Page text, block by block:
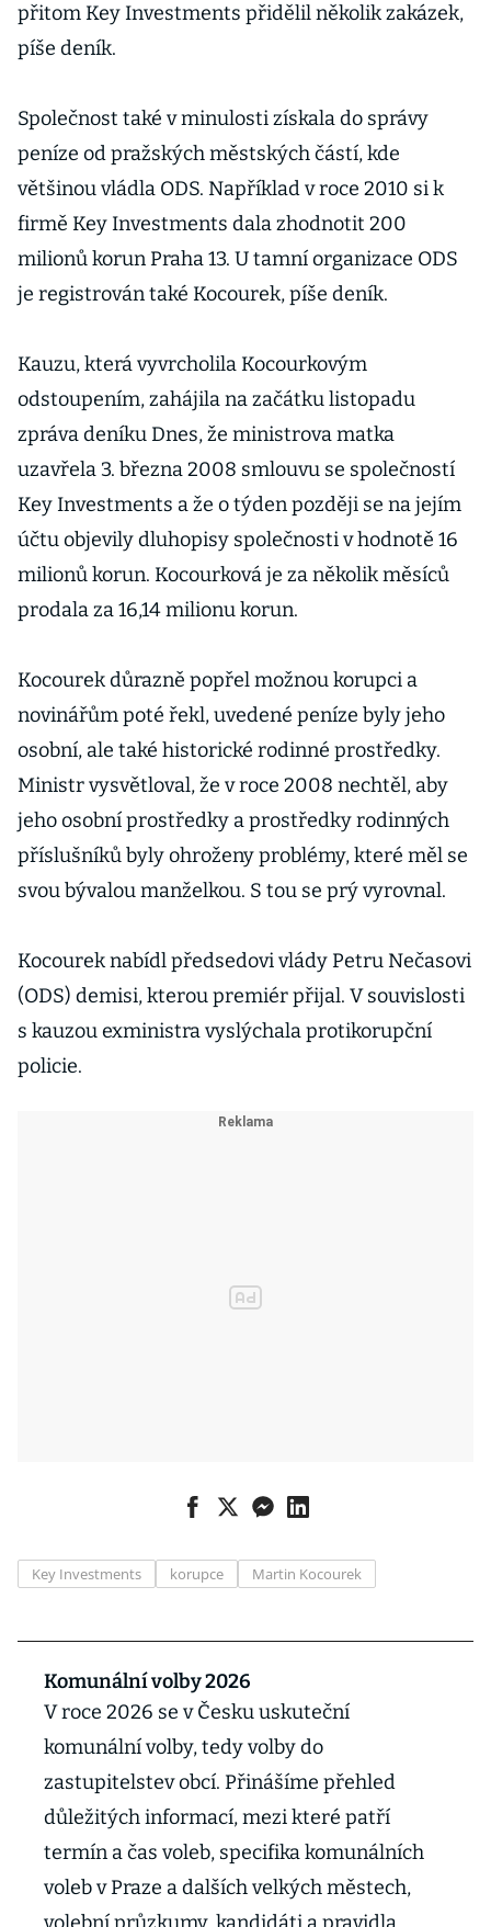
přitom Key Investments přidělil několik zakázek,
píše deník.
Společnost také v minulosti získala do správy
peníze od pražských městských částí, kde
většinou vládla ODS. Například v roce 2010 si k
firmě Key Investments dala zhodnotit 200
milionů korun Praha 13. U tamní organizace ODS
je registrován také Kocourek, píše deník.
Kauzu, která vyvrcholila Kocourkovým
odstoupením, zahájila na začátku listopadu
zpráva deníku Dnes, že ministrova matka
uzavřela 3. března 2008 smlouvu se společností
Key Investments a že o týden později se na jejím
účtu objevily dluhopisy společnosti v hodnotě 16
milionů korun. Kocourková je za několik měsíců
prodala za 16,14 milionu korun.
Kocourek důrazně popřel možnou korupci a
novinářům poté řekl, uvedené peníze byly jeho
osobní, ale také historické rodinné prostředky.
Ministr vysvětloval, že v roce 2008 nechtěl, aby
jeho osobní prostředky a prostředky rodinných
příslušníků byly ohroženy problémy, které měl se
svou bývalou manželkou. S tou se prý vyrovnal.
Kocourek nabídl předsedovi vlády Petru Nečasovi
(ODS) demisi, kterou premiér přijal. V souvislosti
s kauzou exministra vyslýchala protikorupční
policie.
Key Investments korupce Martin Kocourek
Komunální volby 2026
V roce 2026 se v Česku uskuteční
komunální volby, tedy volby do
zastupitelstev obcí. Přinášíme přehled
důležitých informací, mezi které patří
termín a čas voleb, specifika komunálních
voleb v Praze a dalších velkých městech,